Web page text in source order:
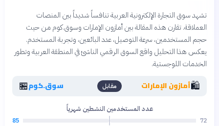
تشهد سوق التجارة الإلكترونية العربية تنافساً شديداً بين المنصات
العملاقة. تقارن هذه المقالة بين أمازون الإمارات وسوق.كوم من حيث
حجم المستخدمين، سرعة التوصيل، عدد البائعين، وتجربة المستخدم.
يعكس هذا التحليل واقع السوق الرقمي الناشئ في المنطقة العربية وتطور
الخدمات اللوجستية.
🛍️أمازون الإمارات مقابل سوق.كوم🏪
عدد المستخدمين النشطين شهرياً
72
85